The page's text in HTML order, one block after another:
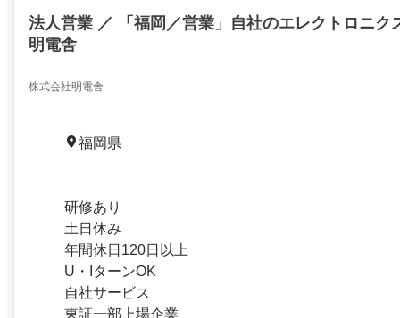
法人営業 ／ 「福岡／営業」自社のエレクトロニク
明電舎
株式会社明電舎
福岡県
研修あり
土日休み
年間休日120日以上
U・IターンOK
自社サービス
東証一部上場企業